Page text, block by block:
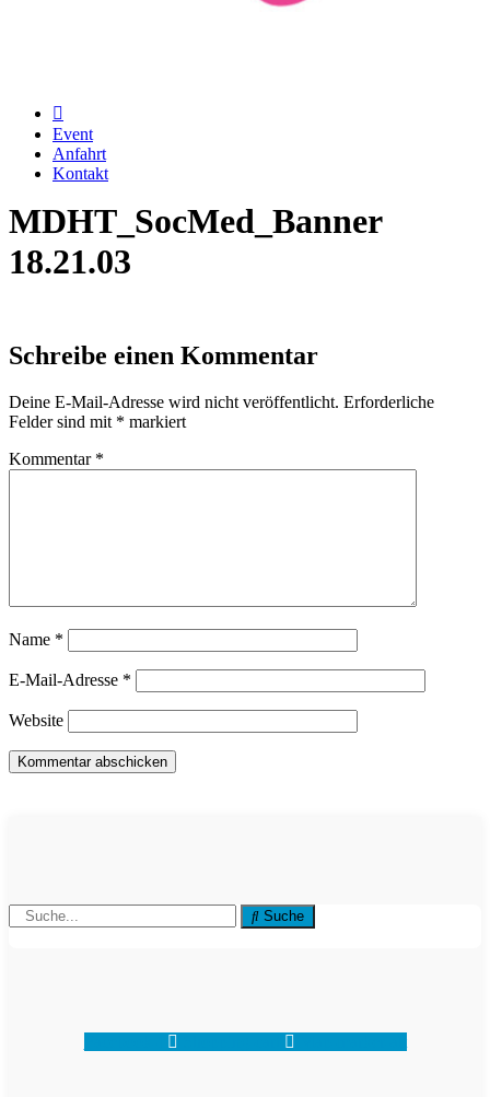
Event
Anfahrt
Kontakt
MDHT_SocMed_Banner
18.21.03
Schreibe einen Kommentar
Deine E-Mail-Adresse wird nicht veröffentlicht. Erforderliche
Felder sind mit * markiert
Kommentar *
Name *
E-Mail-Adresse *
Website
Suche